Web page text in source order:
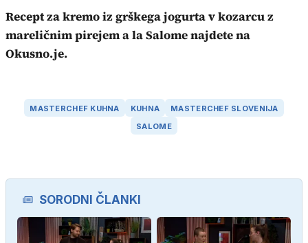
Recept za kremo iz grškega jogurta v kozarcu z
mareličnim pirejem a la Salome najdete na
Okusno.je.
MASTERCHEF KUHNA KUHNA
MASTERCHEF SLOVENIJA
SALOME
SORODNI ČLANKI